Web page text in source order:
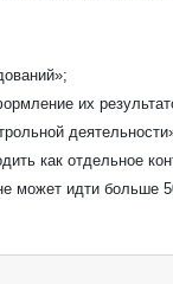
их
как отдельное
может идти больше